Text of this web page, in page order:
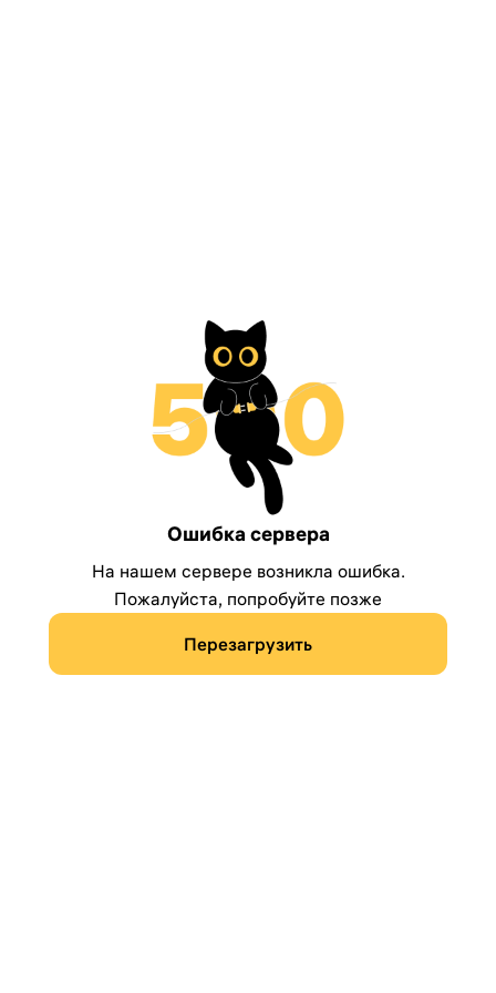
Ошибка сервера
На нашем сервере возникла ошибка.
Пожалуйста, попробуйте позже
Перезагрузить